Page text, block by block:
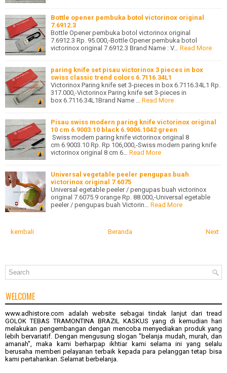
Bottle opener pembuka botol victorinox original
7.6912.3
Bottle Opener pembuka botol victorinox original
7.6912.3 Rp. 95.000,-Bottle Opener pembuka botol
victorinox original 7.6912.3 Brand Name : V… Read More
paring knife set pisau victorinox 3 pieces in box
swiss classic trend colors 6.7116.34L1
Victorinox Paring knife set 3-pieces in box 6.7116.34L1 Rp.
317.000,-Victorinox Paring knife set 3-pieces in
box 6.7116.34L1Brand Name … Read More
Pisau swiss modern paring knife victorinox original
10 cm 6.9003.10 black 6.9006.1042 green
Swiss modern paring knife victorinox original 8
cm 6.9003.10 Rp. Rp 106,000,-Swiss modern paring knife
victorinox original 8 cm 6… Read More
Universal vegetable peeler pengupas buah
victorinox original 7.6075
Universal egetable peeler / pengupas buah victorinox
original 7.6075.9 orange Rp. 88.000,-Universal egetable
peeler / pengupas buah Victorin… Read More
kembali Next
Beranda
WELCOME
www.adhistore.com adalah website sebagai tindak lanjut dari tread
GOLOK TEBAS TRAMONTINA BRAZIL KASKUS yang di kemudian hari
melakukan pengembangan dengan mencoba menyediakan produk yang
lebih bervariatif. Dengan mengusung slogan "belanja mudah, murah, dan
amanah", maka kami berharpap ikhtiar kami selama ini yang selalu
berusaha memberi pelayanan terbaik kepada para pelanggan tetap bisa
kami pertahankan. Selamat berbelanja.